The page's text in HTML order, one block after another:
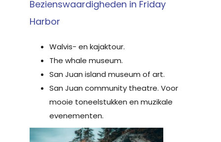
Bezienswaardigheden in Friday
Harbor
Walvis- en kajaktour.
The whale museum.
San Juan island museum of art.
San Juan community theatre. Voor
mooie toneelstukken en muzikale
evenementen.